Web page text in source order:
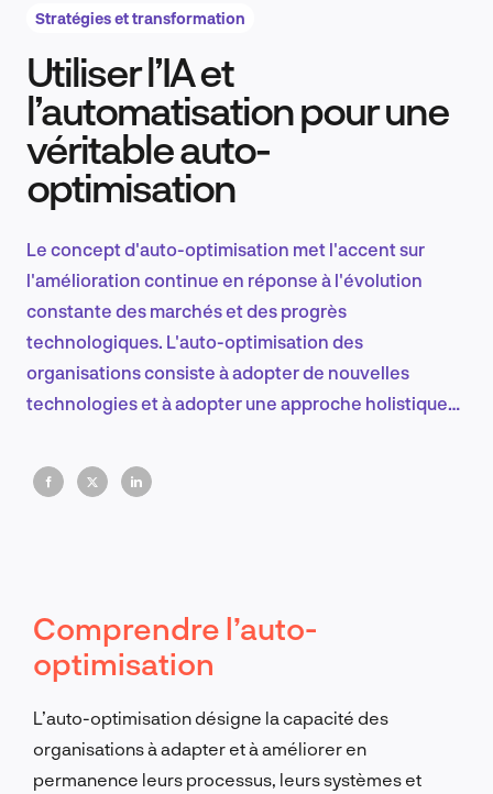
Recherche et conception produit
Tendances sectorielles
EN
FR
Stratégies et transformation
Utiliser l’IA et
l’automatisation pour une
véritable auto-
optimisation
Le concept d'auto-optimisation met l'accent sur
l'amélioration continue en réponse à l'évolution
constante des marchés et des progrès
technologiques. L'auto-optimisation des
organisations consiste à adopter de nouvelles
technologies et à adopter une approche holistique
aux inefficacités et aux vulnérabilités.
Comprendre l’auto-
optimisation
L’auto-optimisation désigne la capacité des
organisations à adapter et à améliorer en
permanence leurs processus, leurs systèmes et